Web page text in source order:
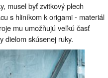
musel byť zvitkový plech
s hliníkom k origami - materiál
mu umožňujú veľkú časť
dielom skúsenej ruky.